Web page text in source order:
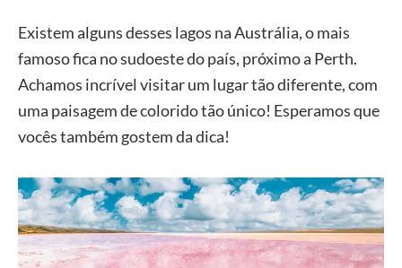
Existem alguns desses lagos na Austrália, o mais
famoso fica no sudoeste do país, próximo a Perth.
Achamos incrível visitar um lugar tão diferente, com
uma paisagem de colorido tão único! Esperamos que
vocês também gostem da dica!